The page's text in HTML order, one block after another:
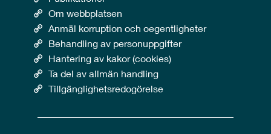
Om webbplatsen
Anmäl korruption och oegentligheter
Behandling av personuppgifter
Hantering av kakor (cookies)
Ta del av allmän handling
Tillgänglighetsredogörelse